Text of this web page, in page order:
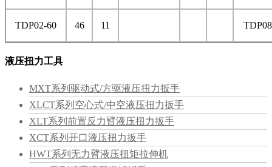
TDP02-60 46 11
液压扭力工具
MXT系列驱动式/方驱液压扭力扳手
XLCT系列空心式/中空液压扭力扳手
XLT系列前置反力臂液压扭力扳手
XCT系列开口液压扭力扳手
HWT系列无力臂液压扭矩拉伸机